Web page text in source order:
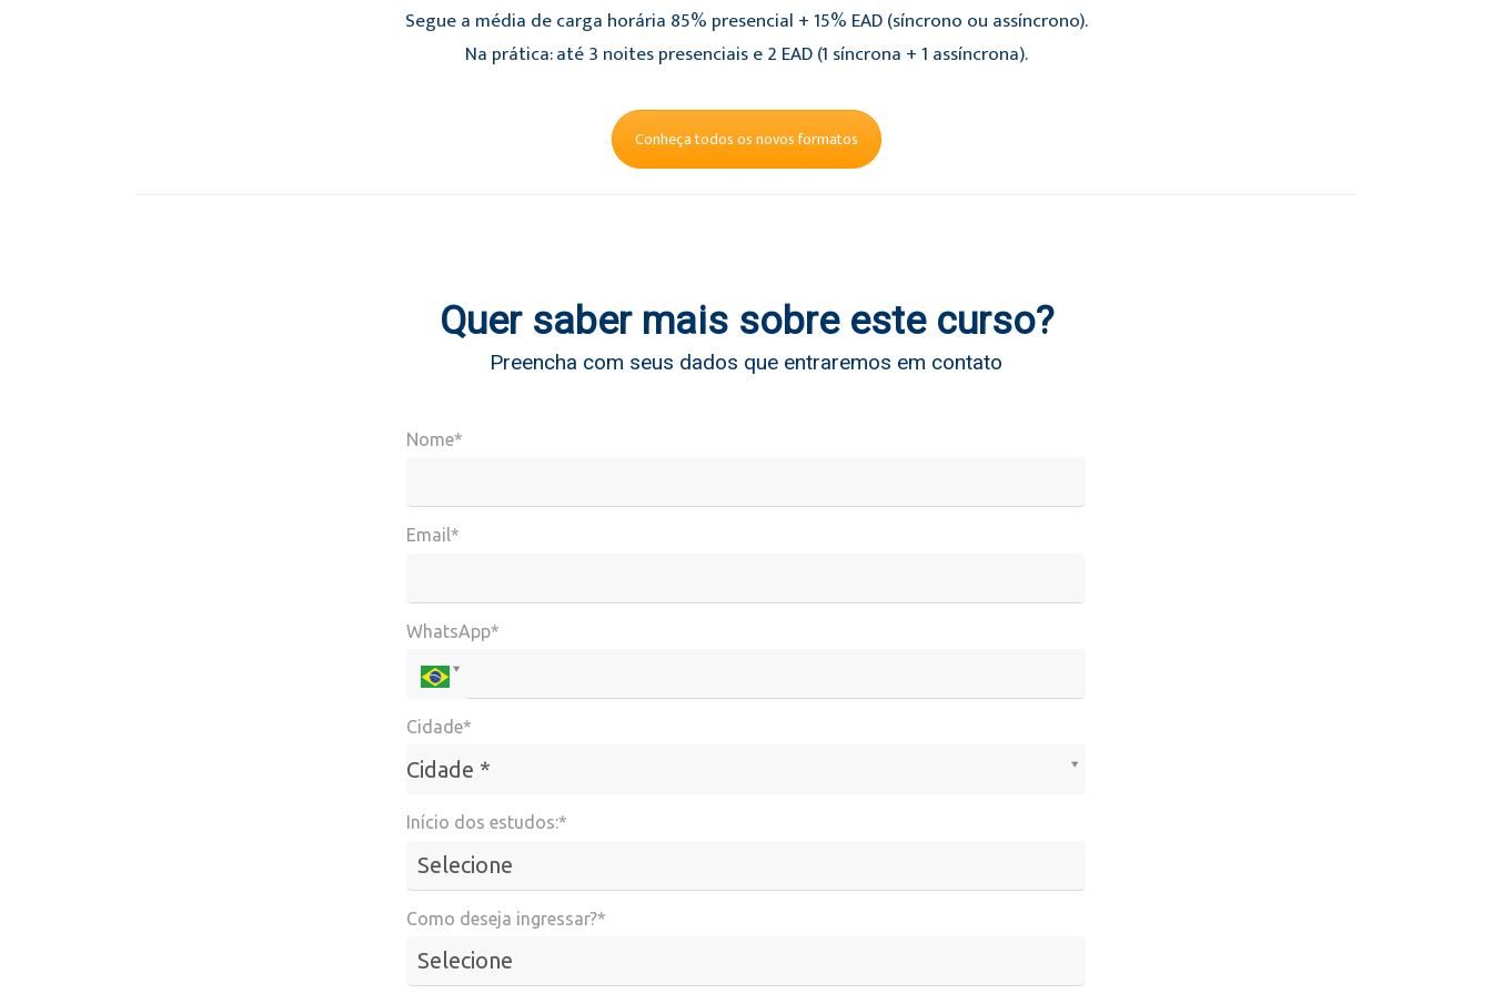
Segue a média de carga horária 85% presencial + 15% EAD (síncrono ou assíncrono).
Na prática: até 3 noites presenciais e 2 EAD (1 síncrona + 1 assíncrona).
Conheça todos os novos formatos
Quer saber mais sobre este curso?
Preencha com seus dados que entraremos em contato
Nome*
Email*
WhatsApp*
Cidade*
Cidade *
Cidade*
Início dos estudos:*
Como deseja ingressar?*